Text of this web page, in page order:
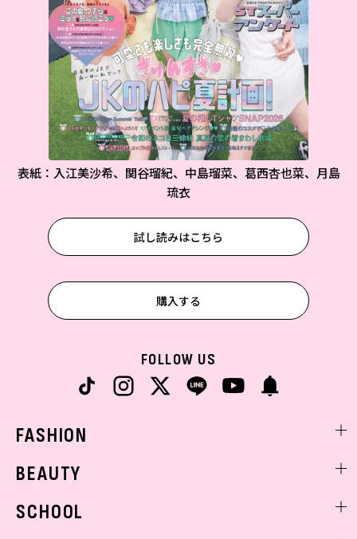
表紙：入江美沙希、関谷瑠紀、中島瑠菜、葛西杏也菜、月島
琉衣
試し読みはこちら
購入する
FOLLOW US
FASHION
着回し
BEAUTY
SCHOOL